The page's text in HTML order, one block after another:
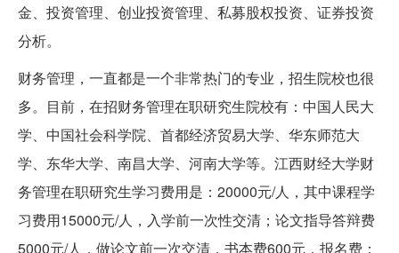
金、投资管理、创业投资管理、私募股权投资、证券投资
分析。
财务管理，一直都是一个非常热门的专业，招生院校也很
多。目前，在招财务管理在职研究生院校有：中国人民大
学、中国社会科学院、首都经济贸易大学、华东师范大
学、东华大学、南昌大学、河南大学等。江西财经大学财
务管理在职研究生学习费用是：20000元/人，其中课程学
习费用15000元/人，入学前一次性交清；论文指导答辩费
5000元/人，做论文前一次交清，书本费600元，报名费：